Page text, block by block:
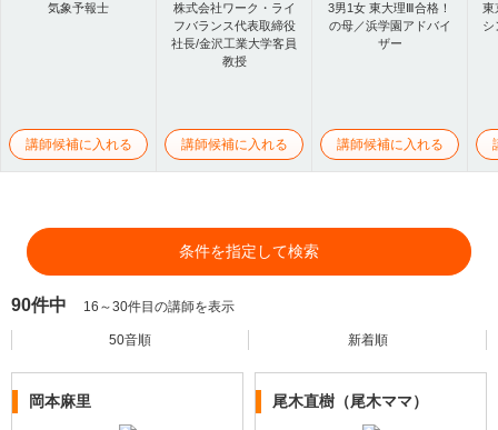
気象予報士
講師候補に入れる
株式会社ワーク・ライ
フバランス代表取締役
社長/金沢工業大学客員
教授
講師候補に入れる
3男1女 東大理Ⅲ合格！
の母／浜学園アドバイ
ザー
講師候補に入れる
東
シ
条件を指定して検索
90件中 16～30件目の講師を表示
50音順 新着順
岡本麻里 尾木直樹（尾木ママ）